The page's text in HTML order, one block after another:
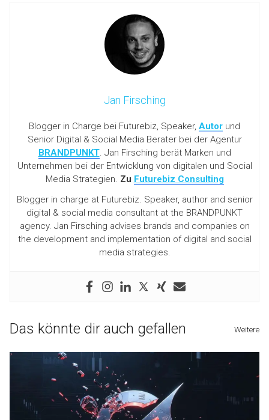
Jan Firsching
Blogger in Charge bei Futurebiz, Speaker, Autor und
Senior Digital & Social Media Berater bei der Agentur
BRANDPUNKT. Jan Firsching berät Marken und
Unternehmen bei der Entwicklung von digitalen und Social
Media Strategien. Zu Futurebiz Consulting
Blogger in charge at Futurebiz. Speaker, author and senior
digital & social media consultant at the BRANDPUNKT
agency. Jan Firsching advises brands and companies on
the development and implementation of digital and social
media strategies.
Das könnte dir auch gefallen Weitere